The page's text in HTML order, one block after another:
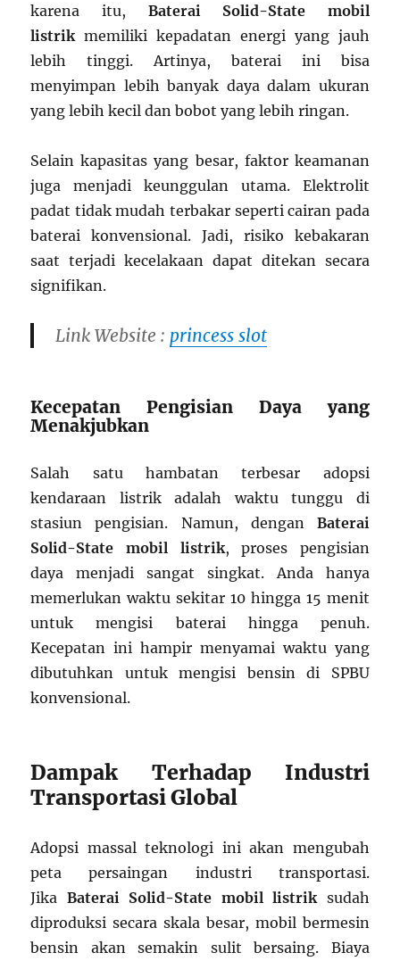
karena itu, Baterai Solid-State mobil
listrik memiliki kepadatan energi yang jauh
lebih tinggi. Artinya, baterai ini bisa
menyimpan lebih banyak daya dalam ukuran
yang lebih kecil dan bobot yang lebih ringan.
Selain kapasitas yang besar, faktor keamanan
juga menjadi keunggulan utama. Elektrolit
padat tidak mudah terbakar seperti cairan pada
baterai konvensional. Jadi, risiko kebakaran
saat terjadi kecelakaan dapat ditekan secara
signifikan.
Link Website : princess slot
Kecepatan Pengisian Daya yang
Menakjubkan
Salah satu hambatan terbesar adopsi
kendaraan listrik adalah waktu tunggu di
stasiun pengisian. Namun, dengan Baterai
Solid-State mobil listrik, proses pengisian
daya menjadi sangat singkat. Anda hanya
memerlukan waktu sekitar 10 hingga 15 menit
untuk mengisi baterai hingga penuh.
Kecepatan ini hampir menyamai waktu yang
dibutuhkan untuk mengisi bensin di SPBU
konvensional.
Dampak Terhadap Industri
Transportasi Global
Adopsi massal teknologi ini akan mengubah
peta persaingan industri transportasi.
Jika Baterai Solid-State mobil listrik sudah
diproduksi secara skala besar, mobil bermesin
bensin akan semakin sulit bersaing. Biaya